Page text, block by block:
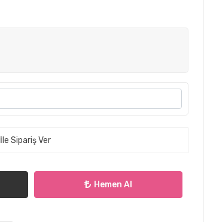
Sipariş Ver
Hemen Al